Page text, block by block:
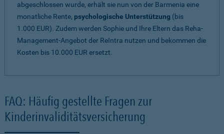
abgeschlossen wurde, erhält sie nun von der Barmenia eine
monatliche Rente, psychologische Unterstützung (bis
1.000 EUR). Zudem werden Sophie und Ihre Eltern das Reha-
Management-Angebot der ReIntra nutzen und bekommen die
Kosten bis 10.000 EUR ersetzt.
FAQ: Häufig gestellte Fragen zur
Kinderinvaliditätsversicherung